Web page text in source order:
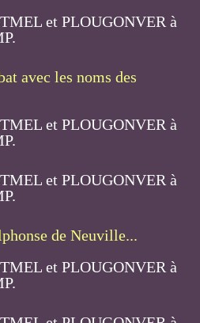
avec les noms des
de Neuville...